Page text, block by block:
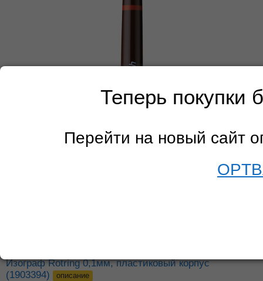
Теперь покупки
Перейти на новый сайт
Изограф Rotring 0,1мм, пластиковый корпус
(1903394)
описание